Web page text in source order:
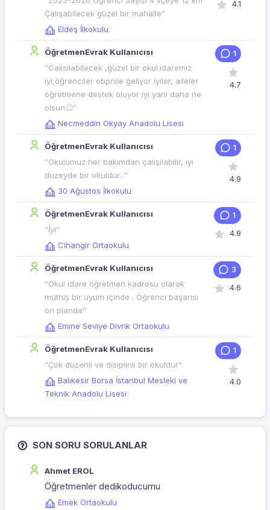
Çalışabilecek güzel bir mahalle”
Eldeş İlkokulu
4.1
ÖğretmenEvrak Kullanıcısı
“Calisilabilecek ,güzel bir okul.idaremiz
iyi,öğrenciler obpnile geliyor iyiler, aileler
öğretmene destek oluyor iyi yani daha ne
olsun🙂”
Necmeddin Okyay Anadolu Lisesi
1
4.7
ÖğretmenEvrak Kullanıcısı
“Okulumuz her bakımdan çalışılabilir, iyi
düzeyde bir okuldur...”
30 Ağustos İlkokulu
1
4.9
ÖğretmenEvrak Kullanıcısı
“İyi”
Cihangir Ortaokulu
1
4.9
ÖğretmenEvrak Kullanıcısı
“Okul idare öğretmen kadrosu olarak
müthiş bir uyum içinde . Öğrenci başarısı
ön planda”
Emine Seviye Divrik Ortaokulu
3
4.6
ÖğretmenEvrak Kullanıcısı
“Çok düzenli ve disiplinli bir okuldur”
Balıkesir Borsa İstanbul Mesleki ve
Teknik Anadolu Lisesi
1
4.0
SON SORU SORULANLAR
Ahmet EROL
Öğretmenler dedikoducumu
Emek Ortaokulu